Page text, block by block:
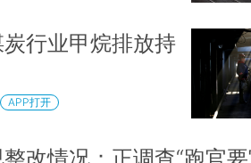
行业甲烷排放持
APP打开